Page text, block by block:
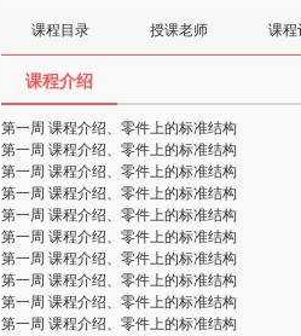
课程目录 授课老师 课程
课程介绍
第一周 课程介绍、零件上的标准结构
第一周 课程介绍、零件上的标准结构
第一周 课程介绍、零件上的标准结构
第一周 课程介绍、零件上的标准结构
第一周 课程介绍、零件上的标准结构
第一周 课程介绍、零件上的标准结构
第一周 课程介绍、零件上的标准结构
第一周 课程介绍、零件上的标准结构
第一周 课程介绍、零件上的标准结构
第一周 课程介绍、零件上的标准结构